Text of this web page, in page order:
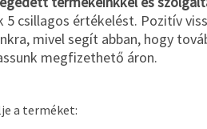
5 csillagos értékelést. Pozitív
mivel segít abban, hogy
megfizethető áron.
a terméket: